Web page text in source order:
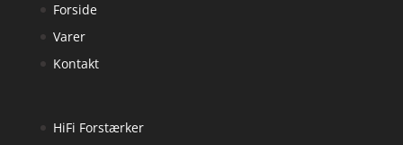
Forside
Varer
Kontakt
HiFi Forstærker